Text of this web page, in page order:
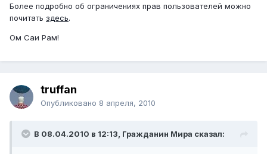
Более подробно об ограничениях прав пользователей можно
почитать здесь.
Ом Саи Рам!
truffan
Опубликовано 8 апреля, 2010
В 08.04.2010 в 12:13, Гражданин Мира сказал: